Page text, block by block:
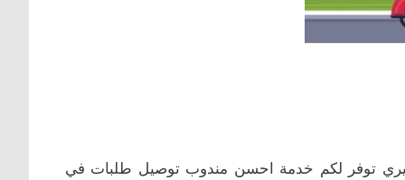
توفر لكم خدمة احسن مندوب توصيل طلبات في